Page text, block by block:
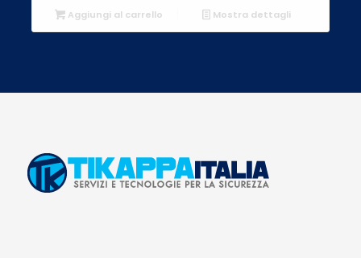
Aggiungi al carrello Mostra dettagli